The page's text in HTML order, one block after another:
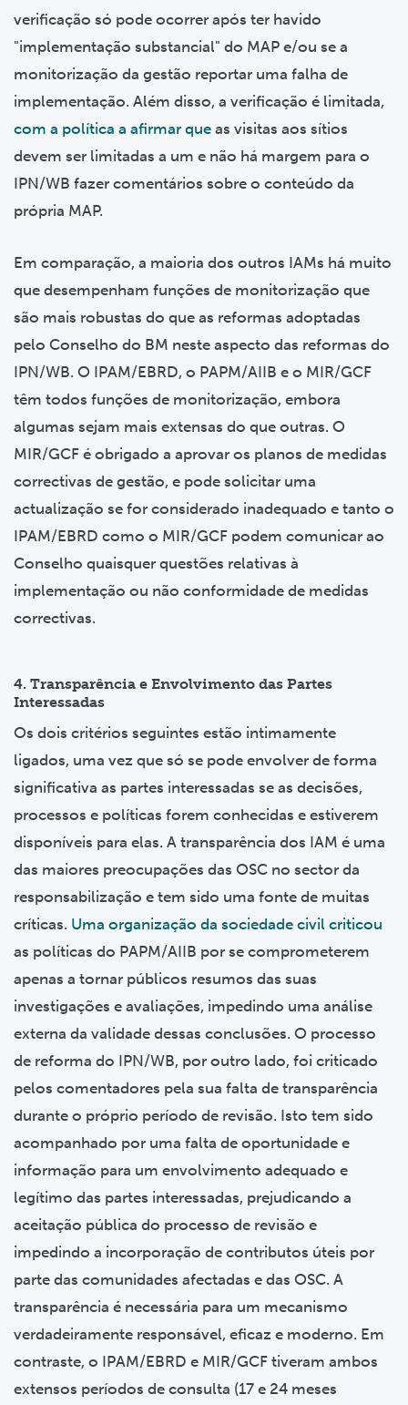
verificação só pode ocorrer após ter havido
"implementação substancial" do MAP e/ou se a
monitorização da gestão reportar uma falha de
implementação. Além disso, a verificação é limitada,
com a política a afirmar que as visitas aos sítios
devem ser limitadas a um e não há margem para o
IPN/WB fazer comentários sobre o conteúdo da
própria MAP.
Em comparação, a maioria dos outros IAMs há muito
que desempenham funções de monitorização que
são mais robustas do que as reformas adoptadas
pelo Conselho do BM neste aspecto das reformas do
IPN/WB. O IPAM/EBRD, o PAPM/AIIB e o MIR/GCF
têm todos funções de monitorização, embora
algumas sejam mais extensas do que outras. O
MIR/GCF é obrigado a aprovar os planos de medidas
correctivas de gestão, e pode solicitar uma
actualização se for considerado inadequado e tanto o
IPAM/EBRD como o MIR/GCF podem comunicar ao
Conselho quaisquer questões relativas à
implementação ou não conformidade de medidas
correctivas.
4. Transparência e Envolvimento das Partes
Interessadas
Os dois critérios seguintes estão intimamente
ligados, uma vez que só se pode envolver de forma
significativa as partes interessadas se as decisões,
processos e políticas forem conhecidas e estiverem
disponíveis para elas. A transparência dos IAM é uma
das maiores preocupações das OSC no sector da
responsabilização e tem sido uma fonte de muitas
críticas. Uma organização da sociedade civil criticou
as políticas do PAPM/AIIB por se comprometerem
apenas a tornar públicos resumos das suas
investigações e avaliações, impedindo uma análise
externa da validade dessas conclusões. O processo
de reforma do IPN/WB, por outro lado, foi criticado
pelos comentadores pela sua falta de transparência
durante o próprio período de revisão. Isto tem sido
acompanhado por uma falta de oportunidade e
informação para um envolvimento adequado e
legítimo das partes interessadas, prejudicando a
aceitação pública do processo de revisão e
impedindo a incorporação de contributos úteis por
parte das comunidades afectadas e das OSC. A
transparência é necessária para um mecanismo
verdadeiramente responsável, eficaz e moderno. Em
contraste, o IPAM/EBRD e MIR/GCF tiveram ambos
extensos períodos de consulta (17 e 24 meses